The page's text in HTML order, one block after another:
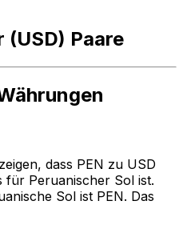
(USD) Paare
dass PEN zu USD
für Peruanischer Sol ist.
Sol ist PEN. Das